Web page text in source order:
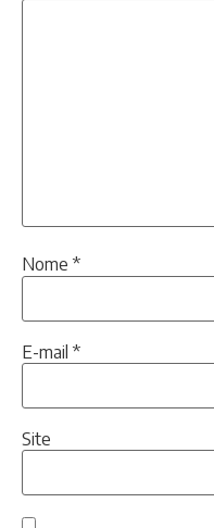
Nome *
E-mail *
Site